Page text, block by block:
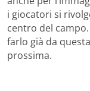
i giocatori si
centro del
farlo già da
prossima.